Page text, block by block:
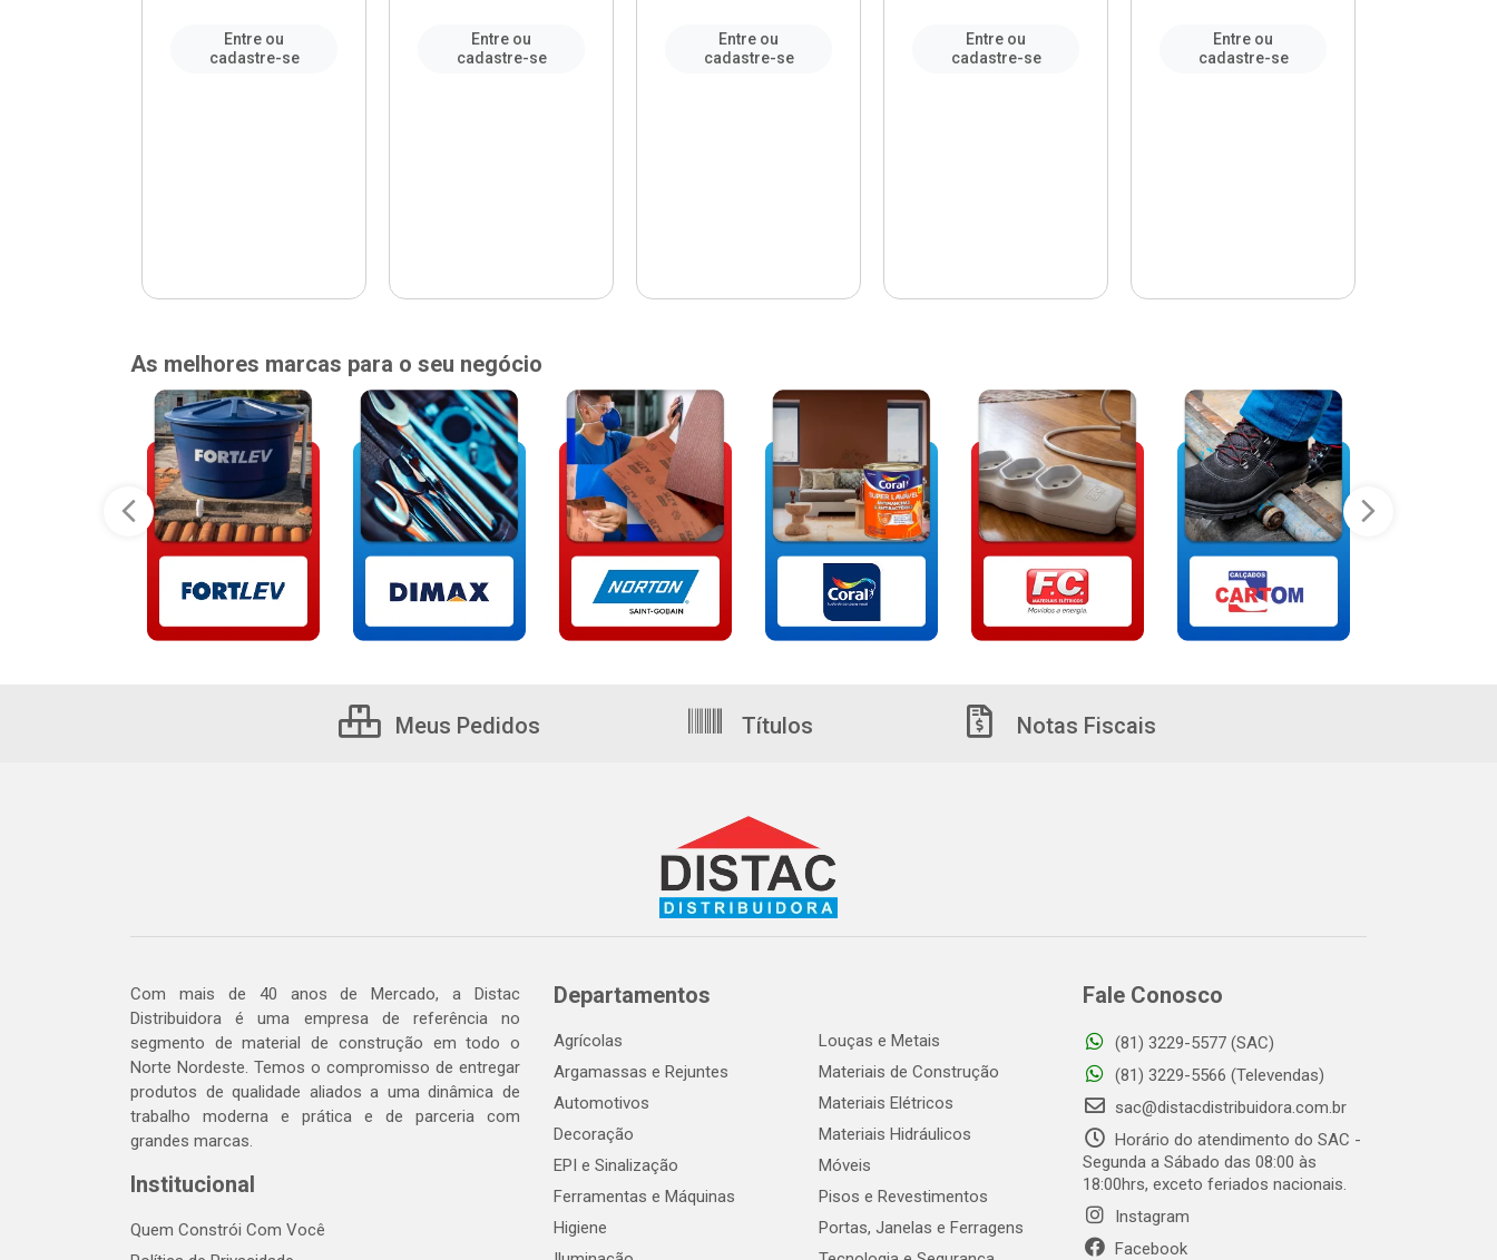
Entre ou
cadastre-se
Entre ou
cadastre-se
Entre ou
cadastre-se
Entre ou
cadastre-se
Entre ou
cadastre-se
As melhores marcas para o seu negócio
Meus Pedidos Títulos Notas Fiscais
Com mais de 40 anos de Mercado, a Distac
Distribuidora é uma empresa de referência no
segmento de material de construção em todo o
Norte Nordeste. Temos o compromisso de entregar
produtos de qualidade aliados a uma dinâmica de
trabalho moderna e prática e de parceria com
grandes marcas.
Institucional
Quem Constrói Com Você
Departamentos
Agrícolas
Argamassas e Rejuntes
Automotivos
Decoração
EPI e Sinalização
Ferramentas e Máquinas
Higiene
Louças e Metais
Materiais de Construção
Materiais Elétricos
Materiais Hidráulicos
Móveis
Pisos e Revestimentos
Portas, Janelas e Ferragens
Fale Conosco
(81) 3229-5577 (SAC)
(81) 3229-5566 (Televendas)
sac@distacdistribuidora.com.br
Horário do atendimento do SAC -
Segunda a Sábado das 08:00 às
18:00hrs, exceto feriados nacionais.
Instagram
Facebook